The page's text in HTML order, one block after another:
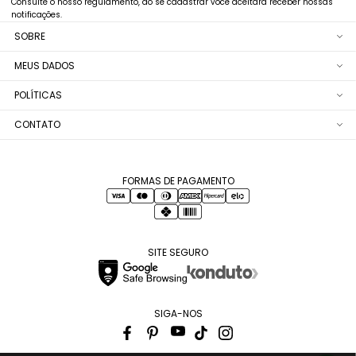
notificações.
SOBRE
MEUS DADOS
POLÍTICAS
CONTATO
FORMAS DE PAGAMENTO
SITE SEGURO
SIGA-NOS